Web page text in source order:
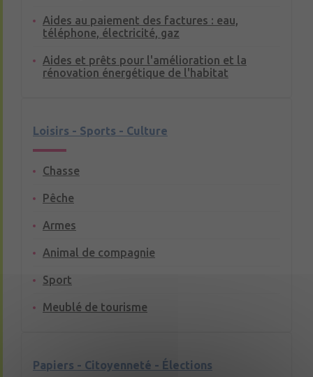
Aides au paiement des factures : eau,
téléphone, électricité, gaz
Aides et prêts pour l'amélioration et la
rénovation énergétique de l'habitat
Loisirs - Sports - Culture
Chasse
Pêche
Armes
Animal de compagnie
Sport
Meublé de tourisme
Papiers - Citoyenneté - Élections